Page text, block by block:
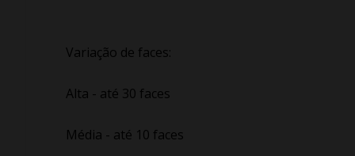
Variação de faces:
Alta - até 30 faces
Média - até 10 faces